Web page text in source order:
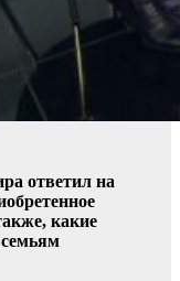
ответил на
какие